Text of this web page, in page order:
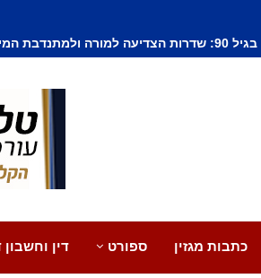
חשד לחיסול בנתיבות: אדם נורה למוות, צעיר
כתבות מגזין ספורט דין וחשבון